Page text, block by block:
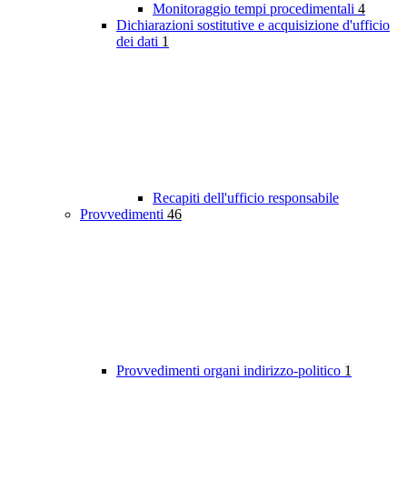
Monitoraggio tempi procedimentali 4
Dichiarazioni sostitutive e acquisizione d'ufficio
dei dati 1
Recapiti dell'ufficio responsabile
Provvedimenti 46
Provvedimenti organi indirizzo-politico 1